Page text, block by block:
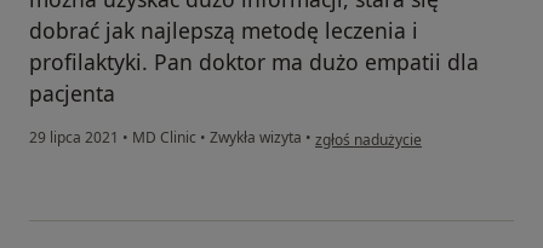
dobrać jak najlepszą metodę leczenia i
profilaktyki. Pan doktor ma dużo empatii dla
pacjenta
29 lipca 2021 • MD Clinic • Zwykła wizyta • w opinii użytkownika BD
zgłoś nadużycie